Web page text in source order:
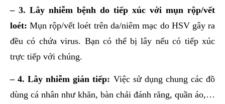
– 3. Lây nhiễm bệnh do tiếp xúc với mụn rộp/vết
loét: Mụn rộp/vết loét trên da/niêm mạc do HSV gây ra
đều có chứa virus. Bạn có thể bị lây nếu có tiếp xúc
trực tiếp với chúng.
– 4. Lây nhiễm gián tiếp: Việc sử dụng chung các đồ
dùng cá nhân như khăn, bàn chải đánh răng, quần áo,…